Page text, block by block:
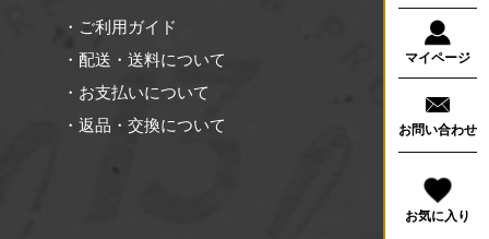
・ご利用ガイド
・配送・送料について
・お支払いについて
・返品・交換について
マイページ
お問い合わせ
お気に入り